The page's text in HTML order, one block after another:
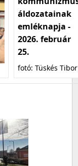
áldozatainak
emléknapja -
2026. február
25.
fotó: Tüskés Tibor